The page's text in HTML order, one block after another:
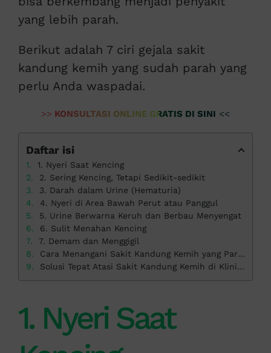
yang lebih parah.
Berikut adalah 7 ciri gejala sakit
kandung kemih yang sudah parah yang
perlu Anda waspadai.
>> KONSULTASI ONLINE GRATIS DI SINI <<
Daftar isi
1. Nyeri Saat Kencing
2. Sering Kencing, Tetapi Sedikit-sedikit
3. Darah dalam Urine (Hematuria)
4. Nyeri di Area Bawah Perut atau Panggul
5. Urine Berwarna Keruh dan Berbau Menyengat
6. Sulit Menahan Kencing
7. Demam dan Menggigil
Cara Menangani Sakit Kandung Kemih yang Parah
Solusi Tepat Atasi Sakit Kandung Kemih di Klinik Apollo
1. Nyeri Saat